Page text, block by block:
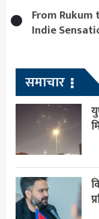
From
Indie
समाचार